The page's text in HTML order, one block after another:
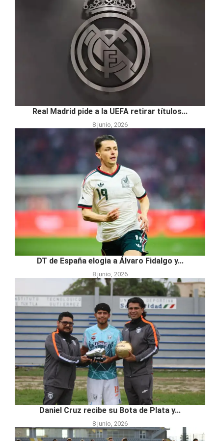
Real Madrid pide a la UEFA retirar títulos...
8 junio, 2026
DT de España elogia a Álvaro Fidalgo y...
8 junio, 2026
Daniel Cruz recibe su Bota de Plata y...
8 junio, 2026